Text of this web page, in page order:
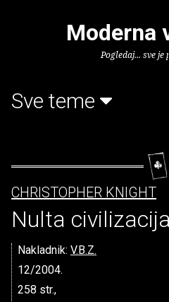
Moderna
Pogledaj... sve je
Sve teme
CHRISTOPHER KNIGHT
Nulta civilizacija
Nakladnik: V.B.Z.
12/2004.
258 str.,